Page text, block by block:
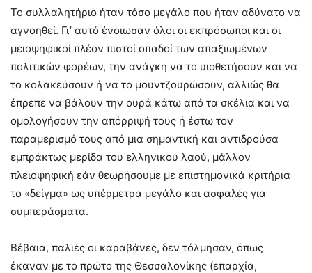
Το συλλαλητήριο ήταν τόσο μεγάλο που ήταν αδύνατο να
αγνοηθεί. Γι’ αυτό ένοιωσαν όλοι οι εκπρόσωποι και οι
μειοψηφικοί πλέον πιστοί οπαδοί των απαξιωμένων
πολιτικών φορέων, την ανάγκη να το υιοθετήσουν και να
το κολακεύσουν ή να το μουντζουρώσουν, αλλιώς θα
έπρεπε να βάλουν την ουρά κάτω από τα σκέλια και να
ομολογήσουν την απόρριψή τους ή έστω τον
παραμερισμό τους από μια σημαντική και αντιδρούσα
εμπράκτως μερίδα του ελληνικού λαού, μάλλον
πλειοψηφική εάν θεωρήσουμε με επιστημονικά κριτήρια
το «δείγμα» ως υπέρμετρα μεγάλο και ασφαλές για
συμπεράσματα.
Βέβαια, παλιές οι καραβάνες, δεν τόλμησαν, όπως
έκαναν με το πρώτο της Θεσσαλονίκης (επαρχία,